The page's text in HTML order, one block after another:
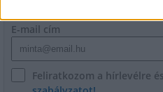
E-mail cím
Feliratkozom a hírlevélre